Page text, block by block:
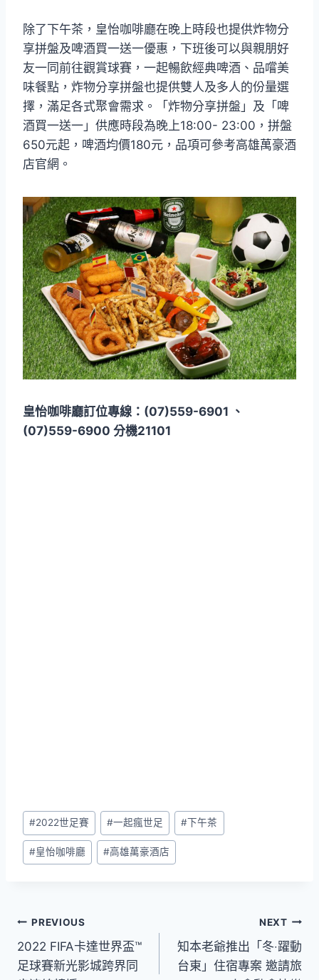
除了下午茶，皇怡咖啡廳在晚上時段也提供炸物分
享拼盤及啤酒買一送一優惠，下班後可以與親朋好
友一同前往觀賞球賽，一起暢飲經典啤酒、品嚐美
味餐點，炸物分享拼盤也提供雙人及多人的份量選
擇，滿足各式聚會需求。「炸物分享拼盤」及「啤
酒買一送一」供應時段為晚上18:00- 23:00，拼盤
650元起，啤酒均價180元，品項可參考高雄萬豪酒
店官網。
皇怡咖啡廳訂位專線：(07)559-6901 、
(07)559-6900 分機21101
Post
Tags:
#2022世足賽 #一起瘋世足 # 下午茶
#皇怡咖啡廳 #高雄萬豪酒店
文
章
PREVIOUS
2022 FIFA卡達世界盃™
足球賽新光影城跨界同
NEXT
知本老爺推出「冬‧躍動
台東」住宿專案 邀請旅